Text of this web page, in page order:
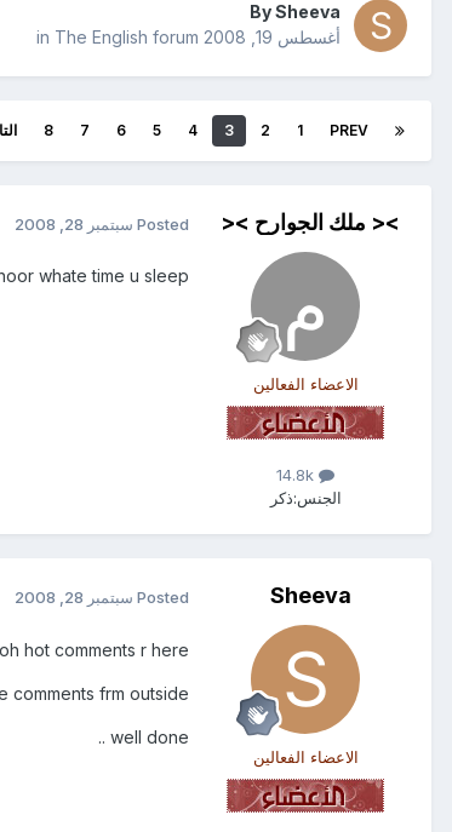
BySheeva
أغسطس 19, 2008
The English forum
PREV
1
2
3
4
5
6
7
8
>< ملك الجوارح ><
الاعضاء الفعالين
الجنس:ذكر
Posted سبتمبر 28, 2008
whate time u sleep ?
Sheeva
الاعضاء الفعالين
Posted سبتمبر 28, 2008
hot comments r here ..
frm outside ...
well done ..